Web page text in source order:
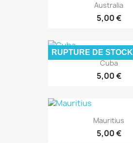
Australia
5,00 €
Cuba
5,00 €
RUPTURE DE STOCK
Mauritius
5,00 €